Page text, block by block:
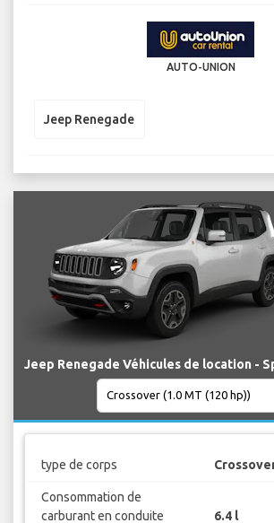
AUTO-UNION
Jeep Renegade
Jeep Renegade Véhicules de location -
type de corps
Consommation de
carburant en conduite
6.4 l